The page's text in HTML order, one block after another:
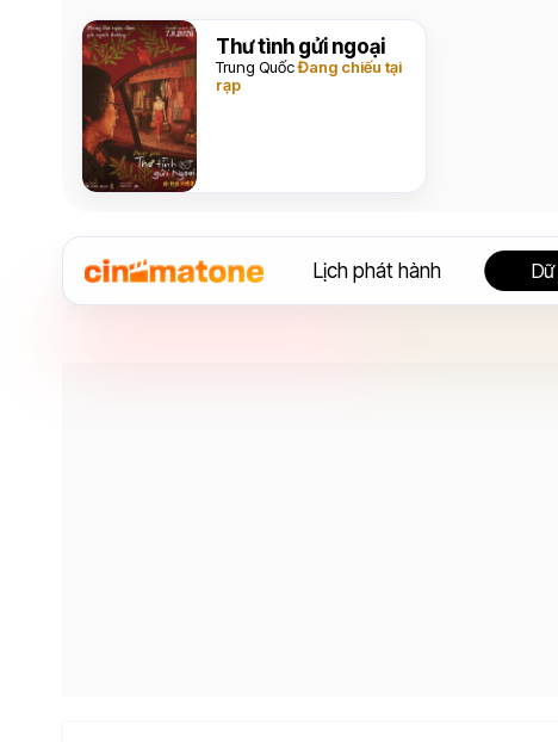
Thư tình gửi ngoại
Trung QuốcĐang chiếu tại
rạp
Lịch phát hành